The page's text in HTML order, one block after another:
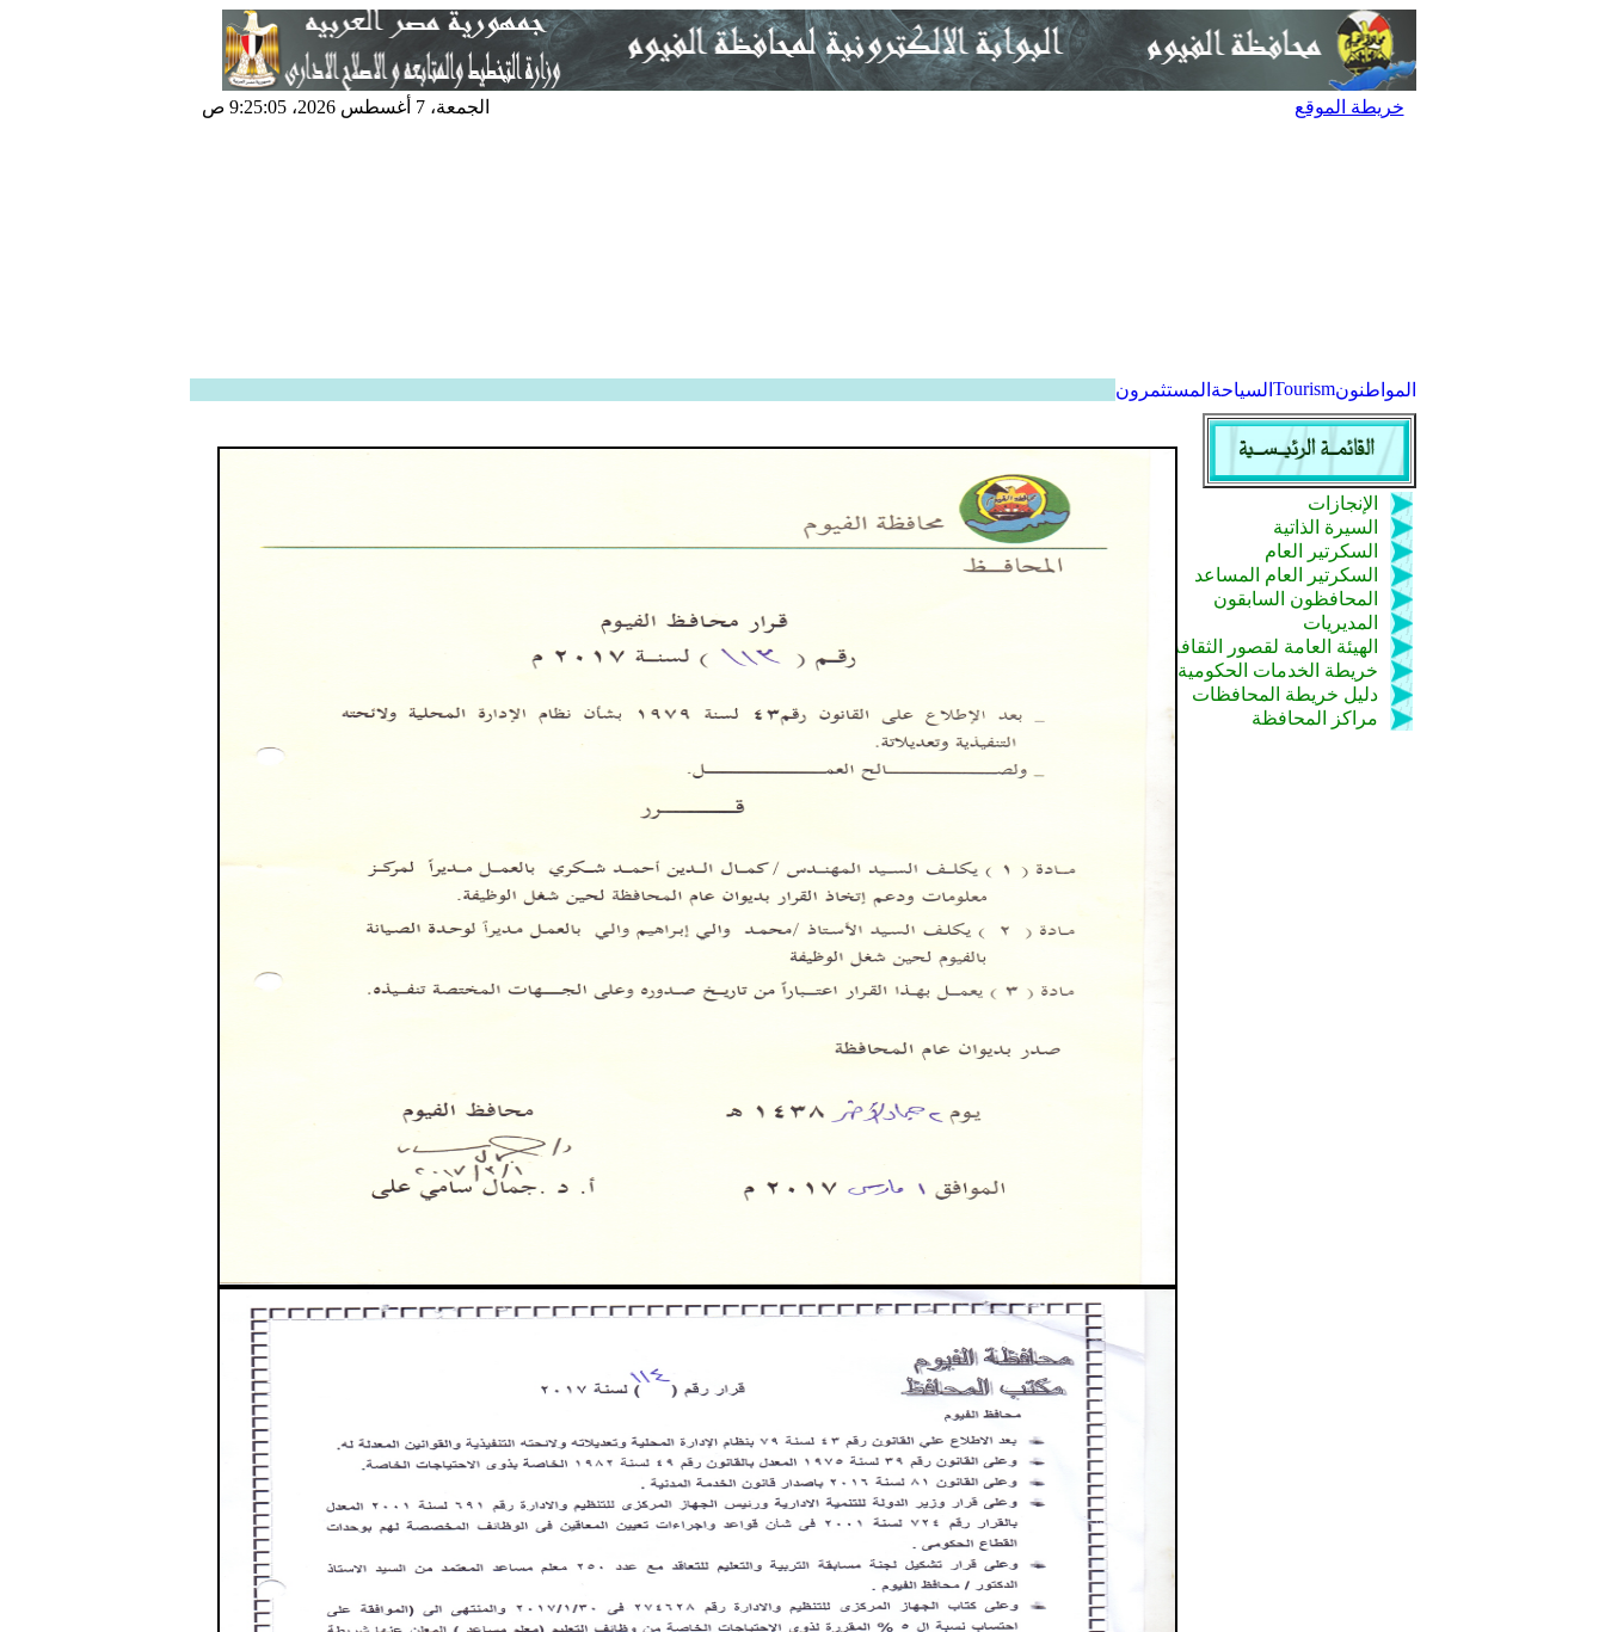
خريطة الموقع الجمعة، 7 أغسطس 2026، 9:25:07 ص
المواطنونTourism السياحة المستثمرون
الإنجازات
السيرة الذاتية
السكرتير العام
السكرتير العام المساعد
المحافظون السابقون
المديريات
الهيئة العامة لقصور الثقافة
خريطة الخدمات الحكومية
دليل خريطة المحافظات
مراكز المحافظة